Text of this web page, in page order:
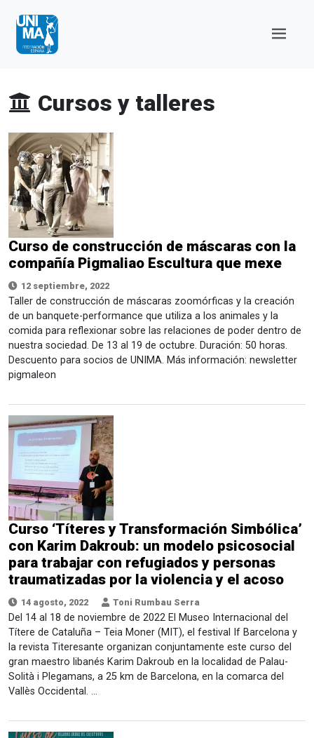
Cursos y talleres
Curso de construcción de máscaras con la
compañía Pigmaliao Escultura que mexe
12 septiembre, 2022
Taller de construcción de máscaras zoomórficas y la creación
de un banquete-performance que utiliza a los animales y la
comida para reflexionar sobre las relaciones de poder dentro de
nuestra sociedad. De 13 al 19 de octubre. Duración: 50 horas.
Descuento para socios de UNIMA. Más información: newsletter
pigmaleon
Curso ‘Títeres y Transformación Simbólica’
con Karim Dakroub: un modelo psicosocial
para trabajar con refugiados y personas
traumatizadas por la violencia y el acoso
14 agosto, 2022 Toni Rumbau Serra
Del 14 al 18 de noviembre de 2022 El Museo Internacional del
Títere de Cataluña – Teia Moner (MIT), el festival If Barcelona y
la revista Titeresante organizan conjuntamente este curso del
gran maestro libanés Karim Dakroub en la localidad de Palau-
Solità i Plegamans, a 25 km de Barcelona, en la comarca del
Vallès Occidental. …